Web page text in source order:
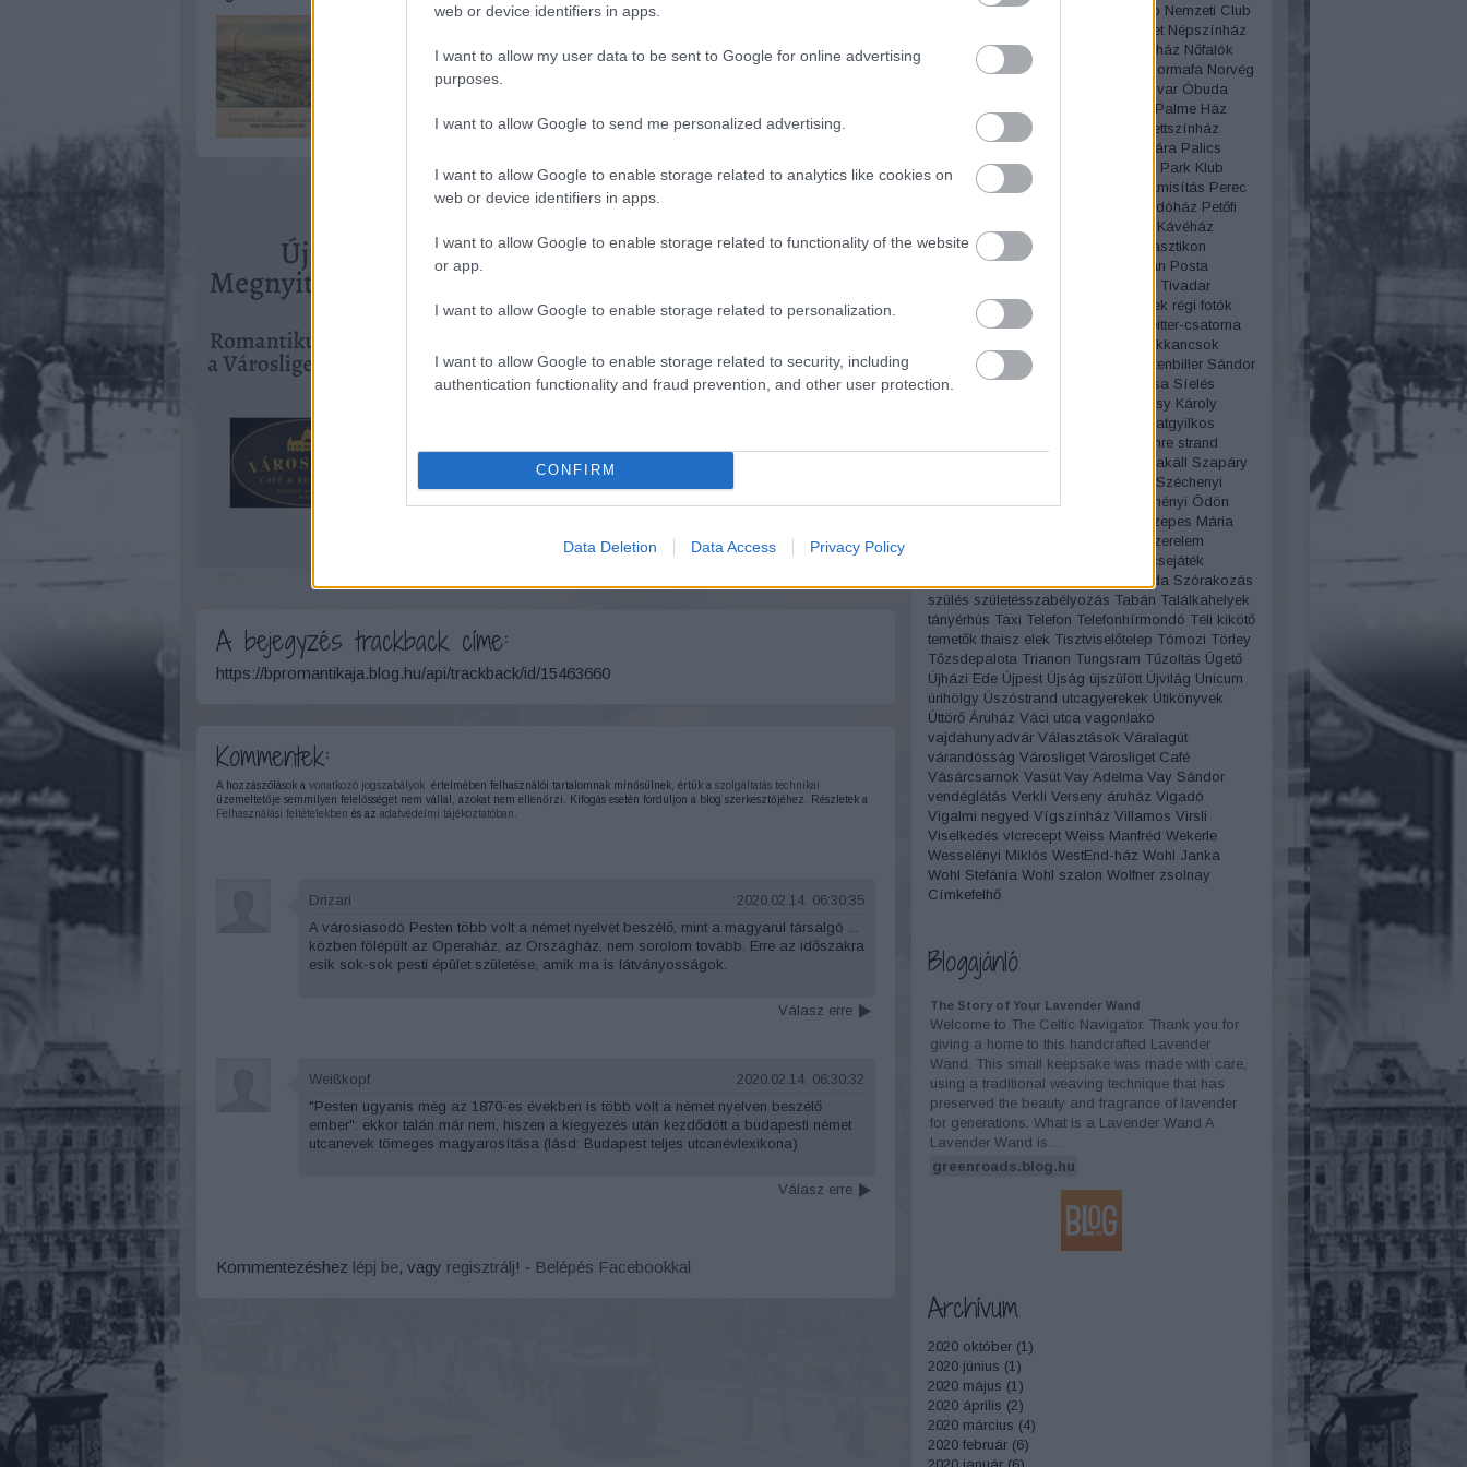
web or device identifiers in apps.
I want to allow my user data to be sent to Google for online advertising
purposes.
I want to allow Google to send me personalized advertising.
I want to allow Google to enable storage related to analytics like cookies on
web or device identifiers in apps.
I want to allow Google to enable storage related to functionality of the website
or app.
I want to allow Google to enable storage related to personalization.
I want to allow Google to enable storage related to security, including
authentication functionality and fraud prevention, and other user protection.
CONFIRM
Data Deletion Data Access Privacy Policy
A bejegyzés trackback címe:
https://bpromantikaja.blog.hu/api/trackback/id/15463660
Kommentek:
A hozzászólások a vonatkozó jogszabályokértelmében felhasználói tartalomnak minősülnek, értük a szolgáltatás technikai
üzemeltetője semmilyen felelősséget nem vállal, azokat nem ellenőrzi. Kifogás esetén forduljon a blog szerkesztőjéhez. Részletek a
Felhasználási feltételekben és az adatvédelmi tájékoztatóban.
Drizari
2020.02.14. 06:30:35
A városiasodó Pesten több volt a német nyelvet beszélő, mint a magyarul társalgó ...
közben fölépült az Operaház, az Országház, nem sorolom tovább. Erre az időszakra
esik sok-sok pesti épület születése, amik ma is látványosságok.
Válasz erre
Weißkopf
2020.02.14. 06:30:32
"Pesten ugyanis még az 1870-es években is több volt a német nyelven beszélő
ember": ekkor talán már nem, hiszen a kiegyezés után kezdődött a budapesti német
utcanevek tömeges magyarosítása (lásd: Budapest teljes utcanévlexikona)
Válasz erre
Kommentezéshez lépj be, vagy regisztrálj! ‐ Belépés Facebookkal
Németvölgyi temető
Nemzeti Casino Nemzeti Club
Népsziget Népszínház
Neue welt New York New York kávéház Nőfalók
Női divat Normafa Norvég
Nyugati pályaudvar Óbuda
Okkultizmus Oktatás
Olof Palme Ház
Omnibusz
Operaház
Operettszínház
Ős-Budavára Palics
Párbaj Párisi Nagy Áruház
Park Klub
Parlament pék péklázadás Pénzhamisítás Perec
Pesti indóház Petőfi
Pilvax Kávéház
Pipás Pista
Pirosszemű csárda
Plasztikon
Podmaniczky báró
porcelán Posta
Puskás Tivadar
Radnóti Miklós Rákóczi út régi filmek régi fotók
régi fotók pályázat
Reitter-csatorna
Rikkancsok
Római part
romantika rottenbiller Sándor
Móric
Sáros fürdő Schwimmer Rózsa Síelés
Somossy Károly
sorozatgyilkos
Steindl Imre strand
szakáll Szapáry
Széchenyi
Gyógyfürdő Széchenyi István
Széchényi Ödön
Szepes Mária
szerelem
Szerencsejáték
Szóda Szórakozás
szülés születésszabélyozás Tabán Találkahelyek
tányérhús Taxi Telefon Telefonhírmondó Téli kikötő
temetők thaisz elek Tisztviselőtelep Tómozi Törley
Tőzsdepalota Trianon Tungsram Tűzoltás Ügető
Újházi Ede Újpest Újság újszülött Újvilág Unicum
úrihölgy Úszóstrand utcagyerekek Útikönyvek
Úttörő Áruház Váci utca vagonlakó
vajdahunyadvár Választások Váralagút
várandósság Városliget Városliget Café
Vásárcsarnok Vasút Vay Adelma Vay Sándor
vendéglátás Verkli Verseny áruház Vigadó
Vigalmi negyed Vígszínház Villamos Virsli
Viselkedés vlcrecept Weiss Manfréd Wekerle
Wesselényi Miklós WestEnd-ház Wohl Janka
Wohl Stefánia Wohl szalon Wolfner zsolnay
Címkefelhő
Blogajánló
The Story of Your Lavender Wand
Welcome to The Celtic Navigator. Thank you for
giving a home to this handcrafted Lavender
Wand. This small keepsake was made with care,
using a traditional weaving technique that has
preserved the beauty and fragrance of lavender
for generations. What is a Lavender Wand A
Lavender Wand is…
greenroads.blog.hu
Archívum
2020 október (1)
2020 június (1)
2020 május (1)
2020 április (2)
2020 március (4)
2020 február (6)